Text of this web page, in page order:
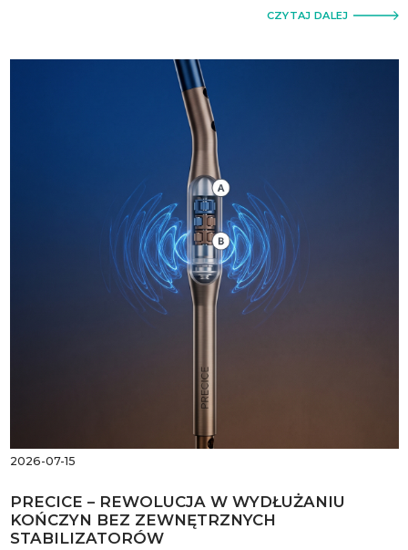
CZYTAJ DALEJ
2026-07-15
PRECICE – REWOLUCJA W WYDŁUŻANIU
KOŃCZYN BEZ ZEWNĘTRZNYCH
STABILIZATORÓW